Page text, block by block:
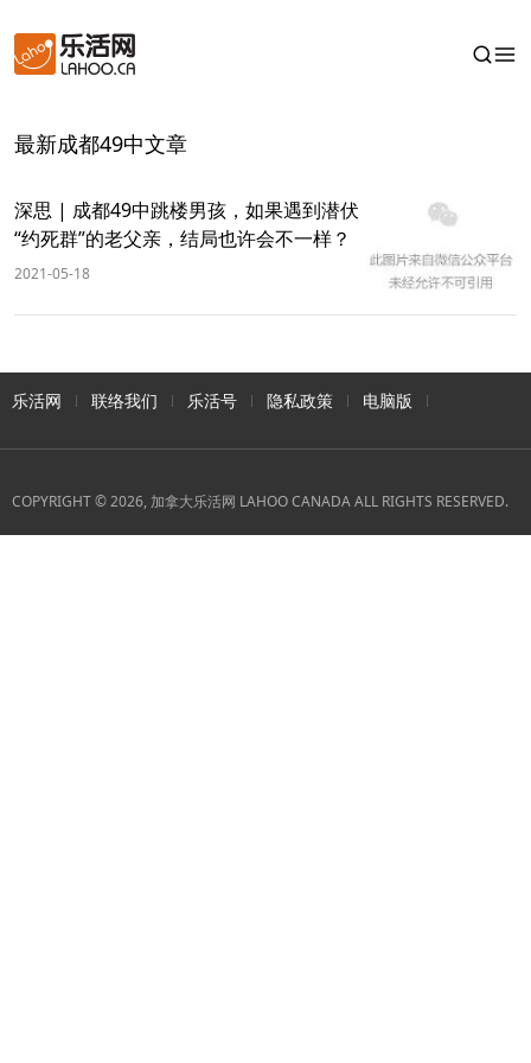
最新成都49中文章
深思 | 成都49中跳楼男孩，如果遇到潜伏
“约死群”的老父亲，结局也许会不一样？
2021-05-18
乐活网 联络我们 乐活号 隐私政策 电脑版
COPYRIGHT © 2026, 加拿大乐活网 LAHOO CANADA ALL RIGHTS RESERVED.